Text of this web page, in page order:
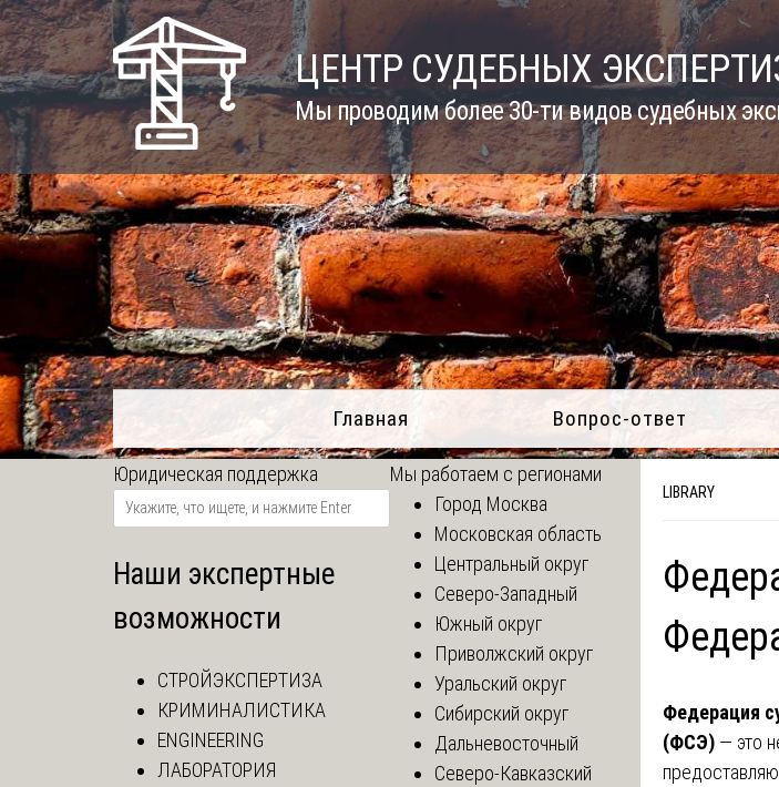
Skip
to
content
ЦЕНТР СУДЕБНЫХ
Мы проводим более 30-ти видов судебных
Главная Вопрос-ответ
LIBRARY
Федерация
(ФСЭ) — это
Юридическая поддержка
Наши экспертные
возможности
СТРОЙЭКСПЕРТИЗА
КРИМИНАЛИСТИКА
ENGINEERING
ЛАБОРАТОРИЯ
Мы работаем с регионами
Город Москва
Московская область
Центральный округ
Северо-Западный
Южный округ
Приволжский округ
Уральский округ
Сибирский округ
Дальневосточный
Северо-Кавказский